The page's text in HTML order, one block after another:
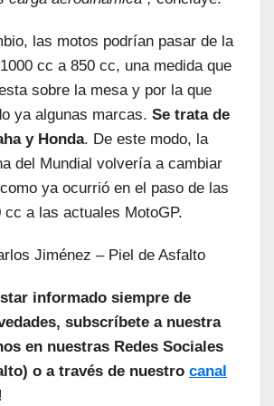
las motos podrían pasar de la
cc a 850 cc, una medida que
sobre la mesa y por la que
ya algunas marcas. Se trata de
y Honda. De este modo, la
del Mundial volvería a cambiar
ya ocurrió en el paso de las
cc a las actuales MotoGP.
Jiménez – Piel de Asfalto
informado siempre de
subscríbete a nuestra
en nuestras Redes Sociales
o a través de nuestro canal